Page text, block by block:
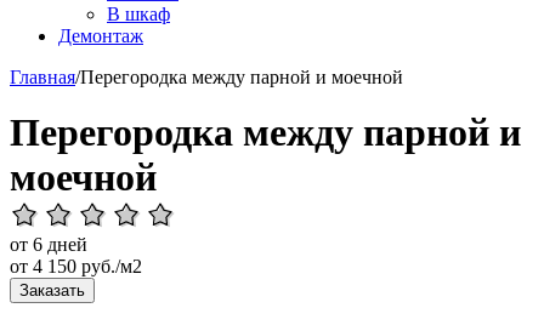
В шкаф
Демонтаж
Главная/Перегородка между парной и моечной
Перегородка между парной и
моечной
от 6 дней
от 4 150 руб./м2
Заказать